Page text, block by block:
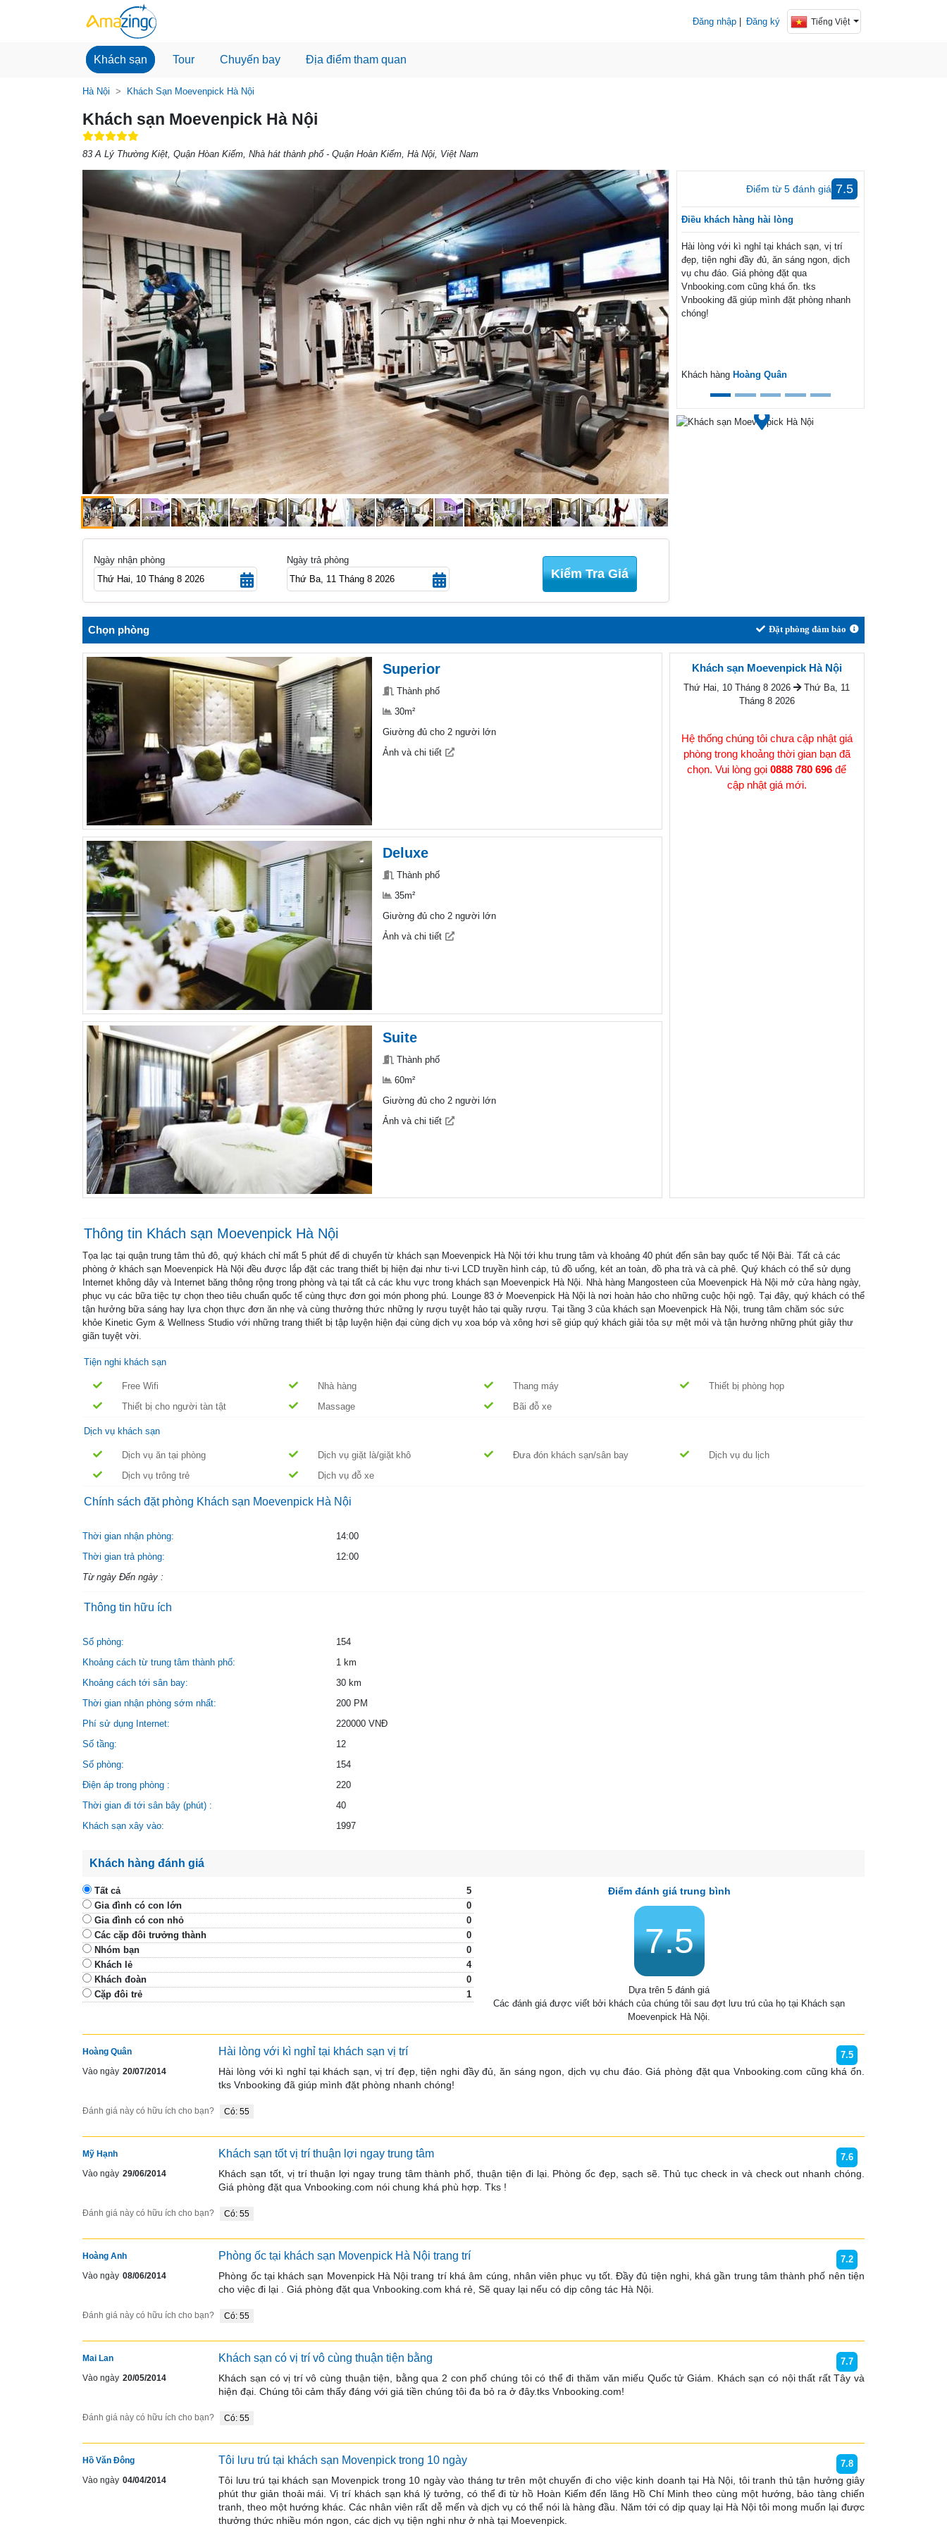
Đăng nhập | Đăng ký Tiếng Việt
Khách sạn Tour Chuyến bay Địa điểm tham quan
Hà Nội Khách Sạn Moevenpick Hà Nội
Khách sạn Moevenpick Hà Nội
83 A Lý Thường Kiệt, Quận Hòan Kiếm, Nhà hát thành phố - Quận Hoàn Kiếm, Hà Nội, Việt Nam
Previous Next
7.5
Điểm từ 5 đánh giá
Điều khách hàng hài lòng
Hài lòng với kì nghỉ tại khách sạn, vị trí
đẹp, tiện nghi đầy đủ, ăn sáng ngon, dịch
vụ chu đáo. Giá phòng đặt qua
Vnbooking.com cũng khá ổn. tks
Vnbooking đã giúp mình đặt phòng nhanh
chóng!
Khách hàng Hoàng Quân
Ngày nhận phòng Ngày trả phòng
Kiểm Tra Giá
Chọn phòng Đặt phòng đảm bảo
Superior
Thành phố
30m²
Giường đủ cho 2 người lớn
Ảnh và chi tiết
Deluxe
Thành phố
35m²
Giường đủ cho 2 người lớn
Ảnh và chi tiết
Suite
Thành phố
60m²
Giường đủ cho 2 người lớn
Ảnh và chi tiết
Khách sạn Moevenpick Hà Nội
Thứ Hai, 10 Tháng 8 2026
Thứ Ba, 11
Tháng 8 2026
Hệ thống chúng tôi chưa cập nhật giá
phòng trong khoảng thời gian bạn đã
chọn. Vui lòng gọi0888 780 696 để
cập nhật giá mới.
Thông tin Khách sạn Moevenpick Hà Nội
Tọa lạc tại quận trung tâm thủ đô, quý khách chỉ mất 5 phút để di chuyển từ khách sạn Moevenpick Hà Nội tới khu trung tâm và khoảng 40 phút đến sân bay quốc tế Nội Bài. Tất cả các
phòng ở khách sạn Moevenpick Hà Nội đều được lắp đặt các trang thiết bị hiện đại như ti-vi LCD truyền hình cáp, tủ đồ uống, két an toàn, đồ pha trà và cà phê. Quý khách có thể sử dụng
Internet không dây và Internet băng thông rộng trong phòng và tại tất cả các khu vực trong khách sạn Moevenpick Hà Nội. Nhà hàng Mangosteen của Moevenpick Hà Nội mở cửa hàng ngày,
phục vụ các bữa tiệc tự chọn theo tiêu chuẩn quốc tế cùng thực đơn gọi món phong phú. Lounge 83 ở Moevenpick Hà Nội là nơi hoàn hảo cho những cuộc hội ngộ. Tại đây, quý khách có thể
tận hưởng bữa sáng hay lựa chọn thực đơn ăn nhẹ và cùng thưởng thức những ly rượu tuyệt hảo tại quầy rượu. Tại tầng 3 của khách sạn Moevenpick Hà Nội, trung tâm chăm sóc sức
khỏe Kinetic Gym & Wellness Studio với những trang thiết bị tập luyện hiện đại cùng dịch vụ xoa bóp và xông hơi sẽ giúp quý khách giải tỏa sự mệt mỏi và tận hưởng những phút giây thư
giãn tuyệt vời.
Tiện nghi khách sạn
Free Wifi Nhà hàng Thang máy
Thiết bị phòng họp
Thiết bị cho người tàn tật
Massage Bãi đỗ xe
Dịch vụ khách sạn
Dịch vụ ăn tại phòng Dịch vụ giặt là/giặt khô Đưa đón khách sạn/sân bay
Dịch vụ du lịch
Dịch vụ trông trẻ
Dịch vụ đỗ xe
Chính sách đặt phòng Khách sạn Moevenpick Hà Nội
Thời gian nhận phòng:
14:00
Thời gian trả phòng:
12:00
Từ ngày Đến ngày :
Thông tin hữu ích
Số phòng:
154
Khoảng cách từ trung tâm thành phố:
1 km
Khoảng cách tới sân bay:
30 km
Thời gian nhận phòng sớm nhất:
200 PM
Phí sử dụng Internet:
220000 VNĐ
Số tầng:
12
Số phòng:
154
Điện áp trong phòng :
220
Thời gian đi tới sân bây (phút) :
40
Khách sạn xây vào:
1997
Khách hàng đánh giá
Tất cả
5
Gia đình có con lớn
0
Gia đình có con nhỏ
0
Các cặp đôi trưởng thành
0
Nhóm bạn
0
Khách lẻ
4
Khách đoàn
0
Cặp đôi trẻ
1
Điểm đánh giá trung bình
7.5
Dựa trên 5 đánh giá
Các đánh giá được viết bởi khách của chúng tôi sau đợt lưu trú của họ tại Khách sạn
Moevenpick Hà Nội.
Hoàng Quân
Vào ngày 20/07/2014
Hài lòng với kì nghỉ tại khách sạn vị trí 7.5
Hài lòng với kì nghỉ tại khách sạn, vị trí đẹp, tiện nghi đầy đủ, ăn sáng ngon, dịch vụ chu đáo. Giá phòng đặt qua Vnbooking.com cũng khá ổn.
tks Vnbooking đã giúp mình đặt phòng nhanh chóng!
Đánh giá này có hữu ích cho bạn? Có: 55
Mỹ Hạnh
Vào ngày 29/06/2014
Khách sạn tốt vị trí thuận lợi ngay trung tâm 7.6
Khách sạn tốt, vị trí thuận lợi ngay trung tâm thành phố, thuận tiện đi lại. Phòng ốc đẹp, sạch sẽ. Thủ tục check in và check out nhanh chóng.
Giá phòng đặt qua Vnbooking.com nói chung khá phù hợp. Tks !
Đánh giá này có hữu ích cho bạn? Có: 55
Hoàng Anh
Vào ngày 08/06/2014
Phòng ốc tại khách sạn Movenpick Hà Nội trang trí 7.2
Phòng ốc tại khách sạn Movenpick Hà Nội trang trí khá âm cúng, nhân viên phục vụ tốt. Đầy đủ tiện nghi, khá gần trung tâm thành phố nên tiện
cho việc đi lại . Giá phòng đặt qua Vnbooking.com khá rẻ, Sẽ quay lại nếu có dịp công tác Hà Nội.
Đánh giá này có hữu ích cho bạn? Có: 55
Mai Lan
Vào ngày 20/05/2014
Khách sạn có vị trí vô cùng thuận tiện bằng 7.7
Khách sạn có vị trí vô cùng thuận tiện, bằng qua 2 con phố chúng tôi có thể đi thăm văn miếu Quốc tử Giám. Khách sạn có nội thất rất Tây và
hiện đại. Chúng tôi cảm thấy đáng với giá tiền chúng tôi đa bỏ ra ở đây.tks Vnbooking.com!
Đánh giá này có hữu ích cho bạn? Có: 55
Hồ Văn Đông
Vào ngày 04/04/2014
Tôi lưu trú tại khách sạn Movenpick trong 10 ngày 7.8
Tôi lưu trú tại khách sạn Movenpick trong 10 ngày vào tháng tư trên một chuyến đi cho việc kinh doanh tại Hà Nội, tôi tranh thủ tận hưởng giây
phút thư giản thoải mái. Vị trí khách sạn khá lý tưởng, có thể đi từ hồ Hoàn Kiếm đến lăng Hồ Chí Minh theo cùng một hướng, bảo tàng chiến
tranh, theo một hướng khác. Các nhân viên rất dễ mến và dịch vụ có thể nói là hàng đầu. Năm tới có dịp quay lại Hà Nội tôi mong muốn lại được
thưởng thức nhiều món ngon, các dịch vụ tiện nghi như ở nhà tại Moevenpick.